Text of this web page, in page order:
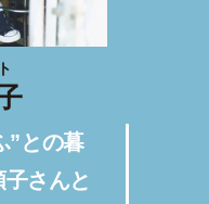
”との暮
さんと